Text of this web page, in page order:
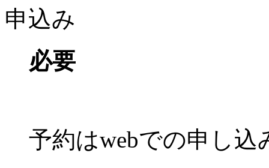
申込み
必要
予約はwebでの申し